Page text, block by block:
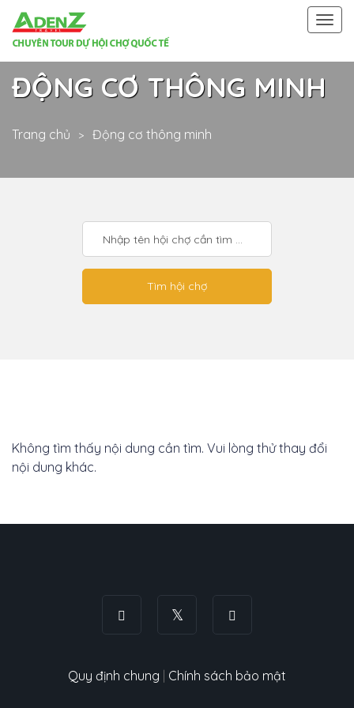
ĐỘNG CƠ THÔNG MINH
Trang chủ Động cơ thông minh
Không tìm thấy nội dung cần tìm. Vui lòng thử thay đổi
nội dung khác.
Quy định chung Chính sách bảo mật